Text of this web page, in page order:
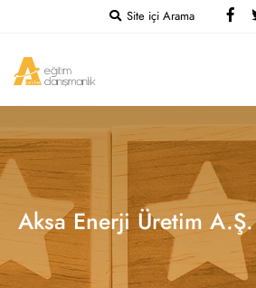
Site içi Arama
Aksa Enerji Üretim A.Ş.